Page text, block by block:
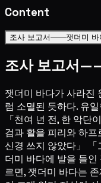
Content
조사 보고서——잿더미 바
조사 보고서
잿더미 바다가 사라진
럼 소멸된 듯하다. 유
「천여 년 전, 한 악단
검과 활을 피리와 하
신경 쓰지 않았다」
더미 바다에 발을 들
르면, 잿더미 바다는